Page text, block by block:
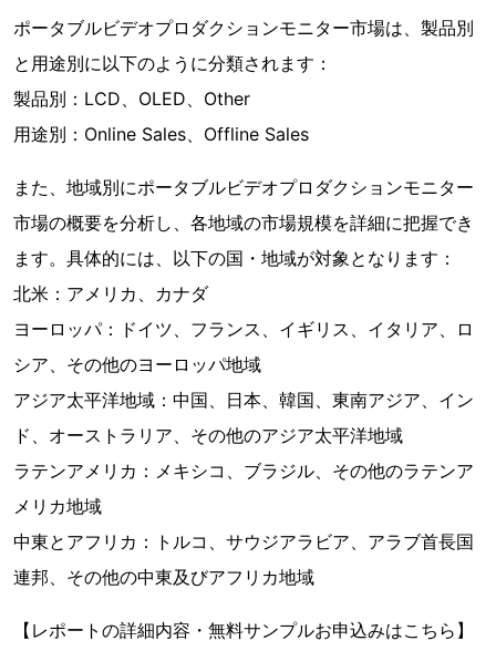
ポータブルビデオプロダクションモニター市場は、製品別
と用途別に以下のように分類されます：
製品別：LCD、OLED、Other
用途別：Online Sales、Offline Sales
また、地域別にポータブルビデオプロダクションモニター
市場の概要を分析し、各地域の市場規模を詳細に把握でき
ます。具体的には、以下の国・地域が対象となります：
北米：アメリカ、カナダ
ヨーロッパ：ドイツ、フランス、イギリス、イタリア、ロ
シア、その他のヨーロッパ地域
アジア太平洋地域：中国、日本、韓国、東南アジア、イン
ド、オーストラリア、その他のアジア太平洋地域
ラテンアメリカ：メキシコ、ブラジル、その他のラテンア
メリカ地域
中東とアフリカ：トルコ、サウジアラビア、アラブ首長国
連邦、その他の中東及びアフリカ地域
【レポートの詳細内容・無料サンプルお申込みはこちら】